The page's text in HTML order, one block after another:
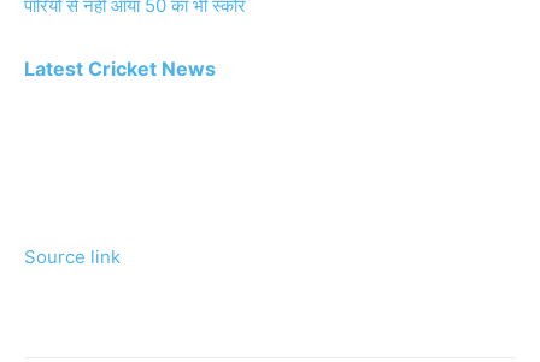
पारियों से नहीं आया 50 का भी स्कोर
Latest Cricket News
Source link